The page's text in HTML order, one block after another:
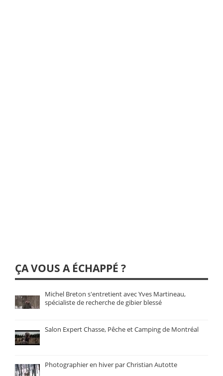
ÇA VOUS A ÉCHAPPÉ ?
Michel Breton s'entretient avec Yves Martineau,
spécialiste de recherche de gibier blessé
Salon Expert Chasse, Pêche et Camping de Montréal
Photographier en hiver par Christian Autotte